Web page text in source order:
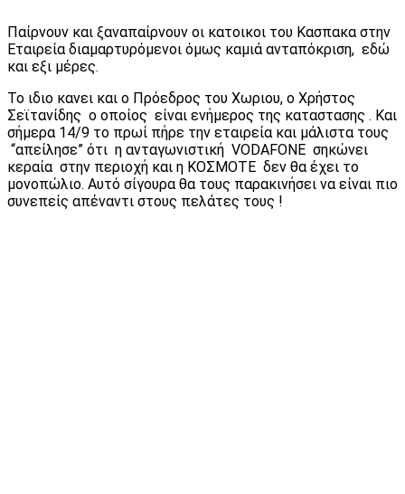
Παίρνουν και ξαναπαίρνουν οι κατοικοι του Κασπακα στην
Εταιρεία διαμαρτυρόμενοι όμως καμιά ανταπόκριση, εδώ
και εξι μέρες.
Το ιδιο κανει και ο Πρόεδρος του Χωριου, ο Χρήστος
Σεϊτανίδης ο οποίος είναι ενήμερος της καταστασης . Και
σήμερα 14/9 το πρωί πήρε την εταιρεία και μάλιστα τους
“απείλησε” ότι η ανταγωνιστική VODAFONE σηκώνει
κεραία στην περιοχή και η ΚΟΣΜΟΤΕ δεν θα έχει το
μονοπώλιο. Αυτό σίγουρα θα τους παρακινήσει να είναι πιο
συνεπείς απέναντι στους πελάτες τους !